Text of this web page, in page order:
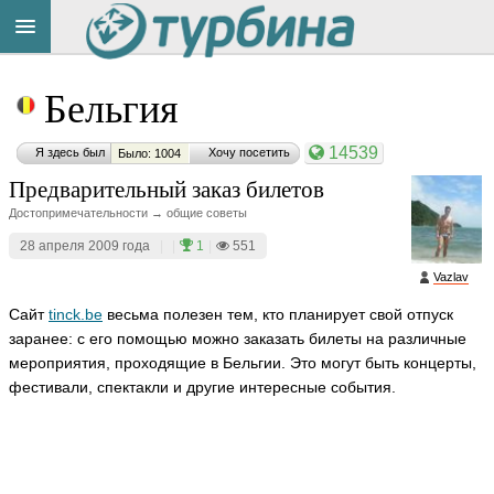
Бельгия
Я здесь был Было: 1004 Хочу посетить 14539
Vazlav
Предварительный заказ билетов
Достопримечательности → общие советы
28 апреля 2009 года 1 551
Сайтtinck.be весьма полезен тем, кто планирует свой отпуск
заранее: с его помощью можно заказать билеты на различные
мероприятия, проходящие в Бельгии. Это могут быть концерты,
фестивали, спектакли и другие интересные события.
на
сайте: